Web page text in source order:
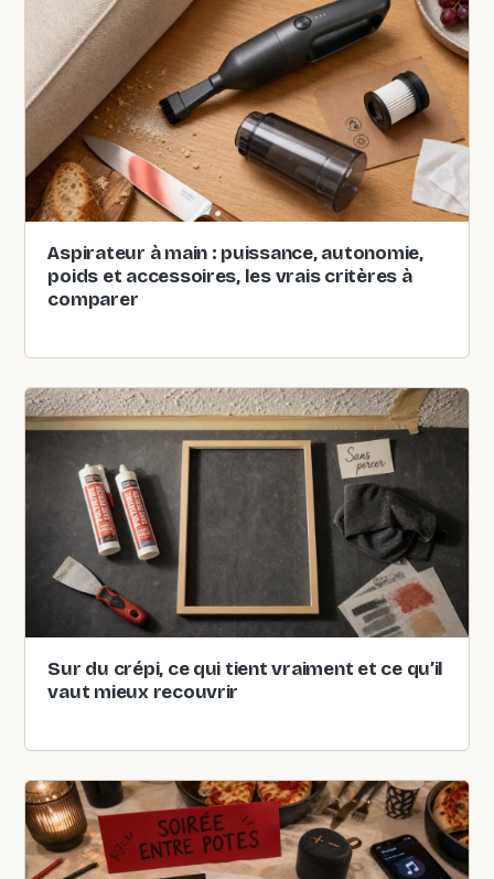
Aspirateur à main : puissance, autonomie,
poids et accessoires, les vrais critères à
comparer
Sur du crépi, ce qui tient vraiment et ce qu’il
vaut mieux recouvrir